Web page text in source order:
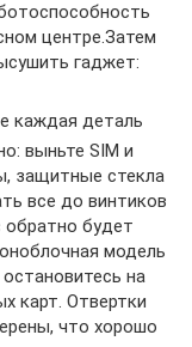
центре.Затем
гаджет:
каждая деталь
выньте SIM и
защитные стекла
все до винтиков
обратно будет
модель
на
карт. Отвертки
что хорошо